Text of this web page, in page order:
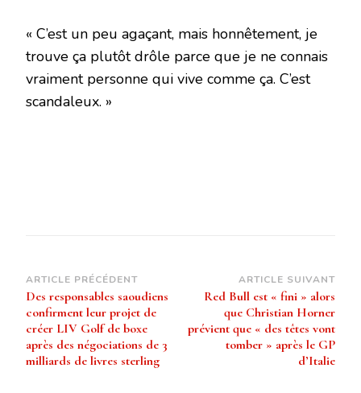
« C’est un peu agaçant, mais honnêtement, je
trouve ça plutôt drôle parce que je ne connais
vraiment personne qui vive comme ça. C’est
scandaleux. »
Navigation
d’article
ARTICLE PRÉCÉDENT
Des responsables saoudiens
confirment leur projet de
créer LIV Golf de boxe
après des négociations de 3
milliards de livres sterling
ARTICLE SUIVANT
Red Bull est « fini » alors
que Christian Horner
prévient que « des têtes vont
tomber » après le GP
d’Italie